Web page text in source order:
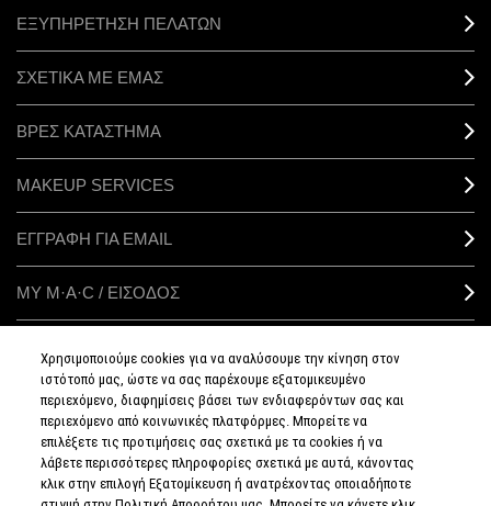
ΕΞΥΠΗΡΕΤΗΣΗ ΠΕΛΑΤΩΝ
ΣΧΕΤΙΚΑ ΜΕ ΕΜΑΣ
ΒΡΕΣ ΚΑΤΑΣΤΗΜΑ
MAKEUP SERVICES
ΕΓΓΡΑΦΗ ΓΙΑ EMAIL
ΜΥ M·A·C / ΕΙΣΟΔΟΣ
ΣΥΝΔΕΘΕΙΤΕ
Χρησιμοποιούμε cookies για να αναλύσουμε την κίνηση στον
ιστότοπό μας, ώστε να σας παρέχουμε εξατομικευμένο
περιεχόμενο, διαφημίσεις βάσει των ενδιαφερόντων σας και
περιεχόμενο από κοινωνικές πλατφόρμες. Μπορείτε να
επιλέξετε τις προτιμήσεις σας σχετικά με τα cookies ή να
λάβετε περισσότερες πληροφορίες σχετικά με αυτά, κάνοντας
κλικ στην επιλογή Εξατομίκευση ή ανατρέχοντας οποιαδήποτε